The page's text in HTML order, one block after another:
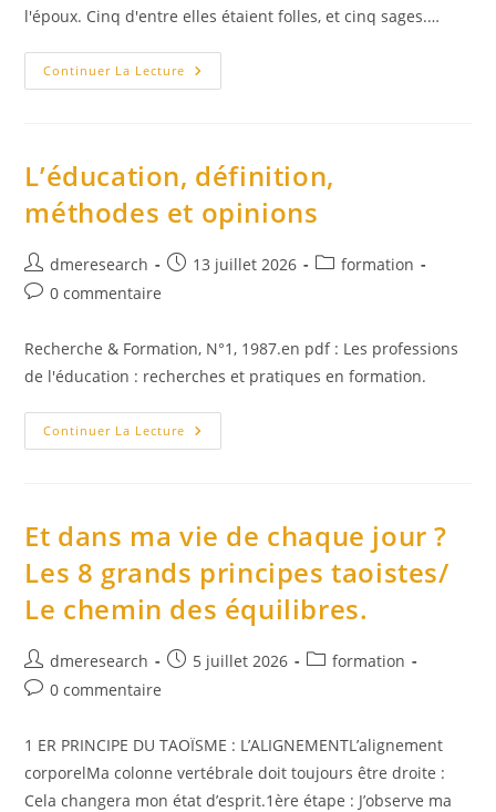
l'époux. Cinq d'entre elles étaient folles, et cinq sages.…
Continuer La Lecture Matthieu
25
Vierges
L’éducation, définition,
méthodes et opinions
Auteur/autrice
de
dmeresearch
Publication
13 juillet 2026
Postformation
Commentaires
la
publication :
0 commentaire
Recherche & Formation, N°1, 1987.en pdf : Les professions
de l'éducation : recherches et pratiques en formation.
Continuer La Lecture L’éducation,
Définition,
Et dans ma vie de chaque jour ?
Les 8 grands principes taoistes/
Le chemin des équilibres.
Auteur/autrice
de
dmeresearch
Publication
5 juillet 2026
Postformation
Commentaires
la
publication :
0 commentaire
1 ER PRINCIPE DU TAOÏSME : L’ALIGNEMENTL’alignement
corporelMa colonne vertébrale doit toujours être droite :
Cela changera mon état d’esprit.1ère étape : J’observe ma